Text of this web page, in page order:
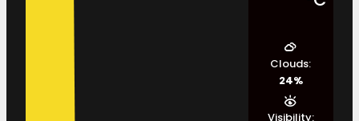
Clouds:
24%
Visibility: